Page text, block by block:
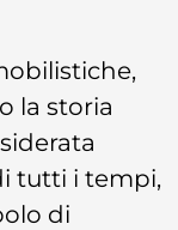
la storia
tutti i tempi,
di